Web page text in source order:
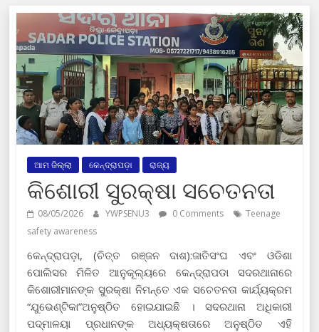
ଆମ ଜିଲ୍ଲା କେନ୍ଦ୍ରାପଡ଼ା ରାଜ୍ୟ
କିଶୋରୀ ସୁରକ୍ଷା ସଚେତନତା
08/05/2026 YWPSENU3 0 Comments
Teenage
safety awareness
କେନ୍ଦ୍ରାପଡ଼ା, (ଚିତ୍ତ ରଞ୍ଜନ ଦାଶ):ଜାତିସଂଘ ଏବଂ ଓଡିଶା
ପୋଲିସର ମିଳିତ ଆନୁକୂଲ୍ୟରେ କେନ୍ଦ୍ରାପଡା ସଦରଥାନାରେ
କିଶୋରୀମାନଙ୍କ ସୁରକ୍ଷା ନିମନ୍ତେ ଏକ ସଚେତନତା କାର୍ଯ୍ୟକ୍ରମ
“ଯୁଭେଣ୍ଟିକା”ଅନୁଷ୍ଠିତ ହୋଇଯାଇଛି । ସଦରଥାନା ଅଧିକାରୀ
ପଦ୍ମାଳୟା ପ୍ରଧାନଙ୍କ ଅଧ୍ୟକ୍ଷତାରେ ଅନୁଷ୍ଠିତ ଏହି